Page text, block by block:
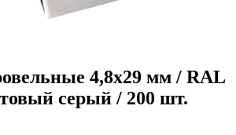
4,8х29 мм / RAL
серый / 200 шт.